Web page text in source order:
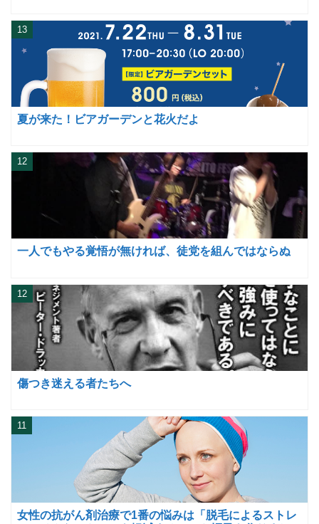
夏が来た！ビアガーデンと花火だよ
13
一人でもやる覚悟が無ければ、徒党を組んではならぬ
12
傷つき迷える者たちへ
12
女性の抗がん剤治療で1番の悩みは「脱毛によるストレ
11